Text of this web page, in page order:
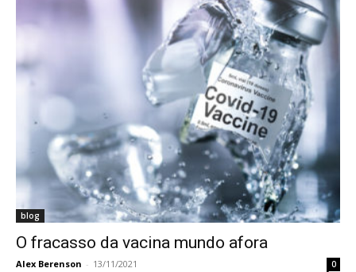
blog
O fracasso da vacina mundo afora
Alex Berenson - 13/11/2021 0